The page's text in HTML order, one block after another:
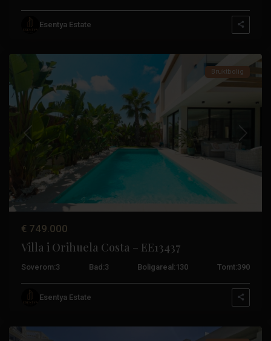
Esentya Estate
Orihuela
Tidligere
Bruktbolig
€ 749.000
Villa i Orihuela Costa – EE13437
Soverom:3 Bad:3 Boligareal: 130 Tomt:390
Esentya Estate